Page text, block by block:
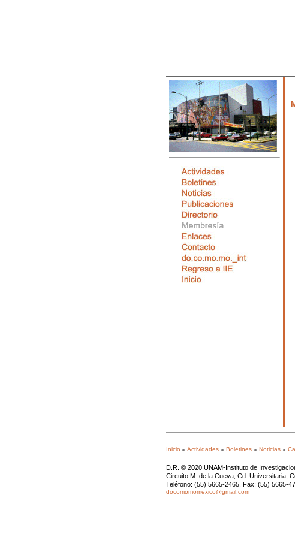
Inicio Actividades Boletines Noticias
D.R. © 2020.UNAM-Instituto de
Circuito M. de la Cueva, Cd. Universitaria,
Teléfono: (55) 5665-2465. Fax: (55) 5665-
docomomomexico@gmail.com